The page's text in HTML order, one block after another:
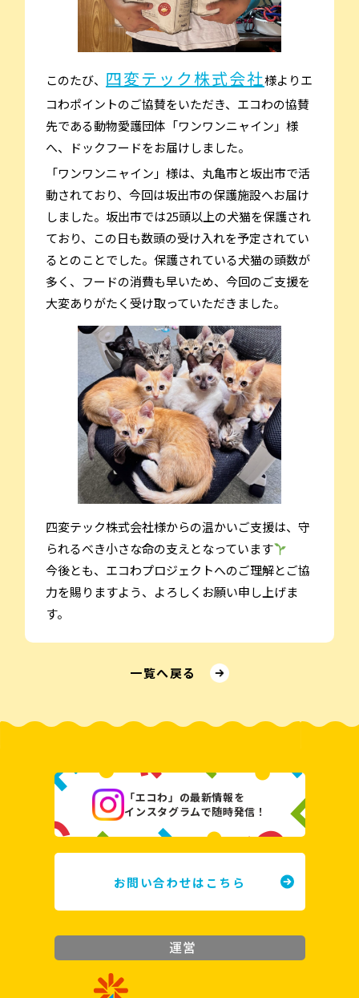
このたび、 四変テック株式会社様よりエ
コわポイントのご協賛をいただき、エコわの協賛
先である動物愛護団体「ワンワンニャイン」様
へ、ドックフードをお届けしました。
「ワンワンニャイン」様は、丸亀市と坂出市で活
動されており、今回は坂出市の保護施設へお届け
しました。坂出市では25頭以上の犬猫を保護され
ており、この日も数頭の受け入れを予定されてい
るとのことでした。保護されている犬猫の頭数が
多く、フードの消費も早いため、今回のご支援を
大変ありがたく受け取っていただきました。
四変テック株式会社様からの温かいご支援は、守
られるべき小さな命の支えとなっています
今後とも、エコわプロジェクトへのご理解とご協
力を賜りますよう、よろしくお願い申し上げま
す。
⼀覧へ戻る
「エコわ」の最新情報を
インスタグラムで随時発信！
お問い合わせはこちら